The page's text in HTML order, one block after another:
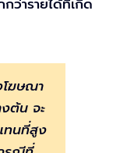
ว่ารายได้ที่เกิด
โฆษณา
ต้น จะ
ทนที่สูง